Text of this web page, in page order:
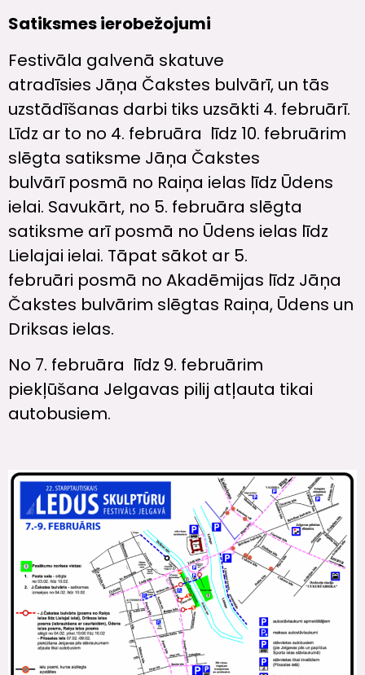
Satiksmes ierobežojumi
Festivāla galvenā skatuve
atradīsies Jāņa Čakstes bulvārī, un tās
uzstādīšanas darbi tiks uzsākti 4. februārī.
Līdz ar to no 4. februāra līdz 10. februārim
slēgta satiksme Jāņa Čakstes
bulvārī posmā no Raiņa ielas līdz Ūdens
ielai. Savukārt, no 5. februāra slēgta
satiksme arī posmā no Ūdens ielas līdz
Lielajai ielai. Tāpat sākot ar 5.
februāri posmā no Akadēmijas līdz Jāņa
Čakstes bulvārim slēgtas Raiņa, Ūdens un
Driksas ielas.
No 7. februāra līdz 9. februārim
piekļūšana Jelgavas pilij atļauta tikai
autobusiem.